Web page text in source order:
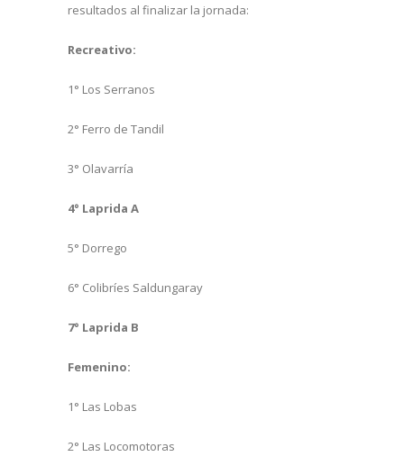
resultados al finalizar la jornada:
Recreativo:
1° Los Serranos
2° Ferro de Tandil
3° Olavarría
4° Laprida A
5° Dorrego
6° Colibríes Saldungaray
7° Laprida B
Femenino:
1° Las Lobas
2° Las Locomotoras